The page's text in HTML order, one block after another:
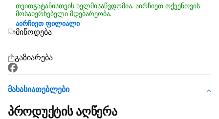
თვითგატანისთვის ხელმისაწვდომია. აირჩიეთ თქვენთვის
მოსახერხებელი მდებარეობა.
აირჩიეთ ფილიალი
მიწოდება
გაზიარება
Მახასიათებლები
პროდუქტის აღწერა